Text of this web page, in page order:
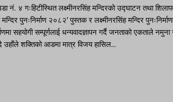
नं. ४ गःहिटीस्थित लक्ष्मीनरसिंह मन्दिरको उद्घाटन तथा
पुनःनिर्माण २०८२’ पुस्तक र लक्ष्मीनरसिंह मन्दिर
सहयोगी सम्पूर्णलाई धन्यवादज्ञापन गर्दै जनताको एकताले नमुना
उहाँले शक्तिको आडमा मात्र विजय हासिल…